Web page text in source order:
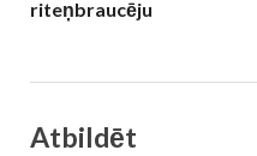
riteņbraucēju
Atbildēt